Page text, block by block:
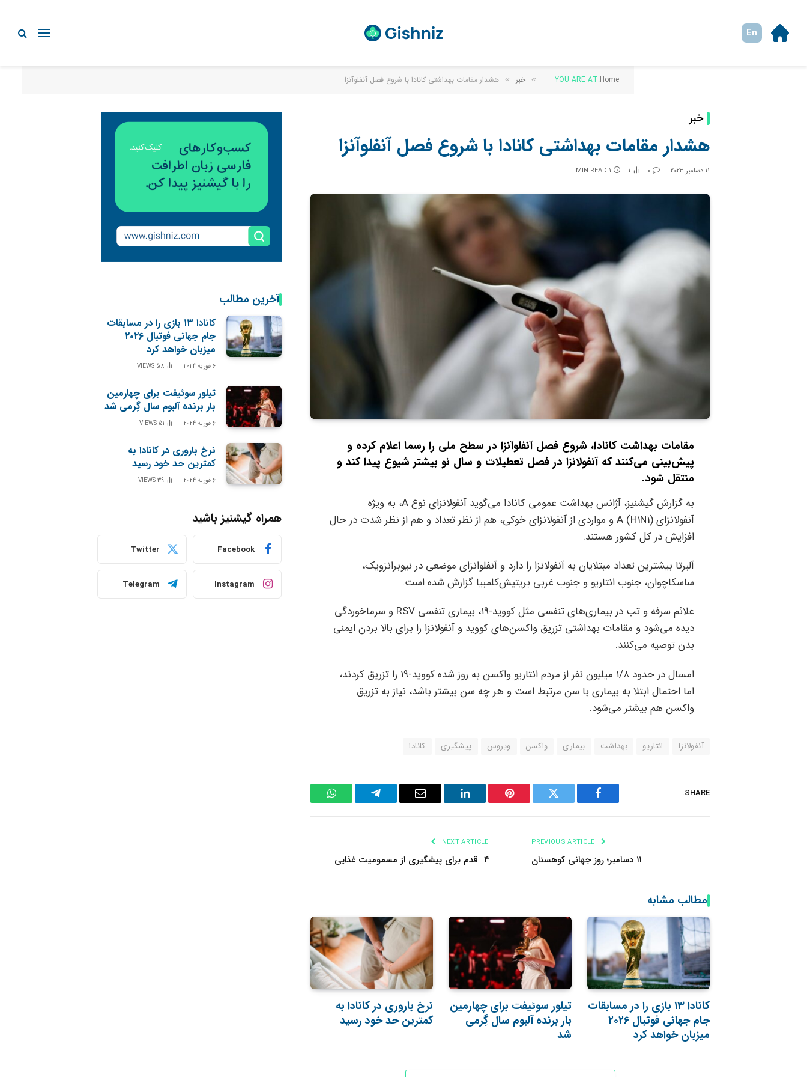
En
YOU ARE AT:Home
» خبر » هشدار مقامات بهداشتی کانادا با شروع فصل آنفلوآنزا
خبر
هشدار مقامات بهداشتی کانادا با شروع فصل آنفلوآنزا
11 دسامبر 2023 0
1
1 MIN READ
مقامات بهداشت کانادا، شروع فصل آنفلوآنزا در سطح ملی را رسما اعلام کرده و
پیش‌بینی می‌کنند که آنفولانزا در فصل تعطیلات و سال نو بیشتر شیوع پیدا کند و
منتقل شود.
به گزارش گیشنیز، آژانس بهداشت عمومی کانادا می‌گوید آنفولانزای نوع A، به ویژه
آنفولانزای A (H1N1) و مواردی از آنفولانزای خوکی، هم از نظر تعداد و هم از نظر شدت در حال
افزایش در کل کشور هستند.
آلبرتا بیشترین تعداد مبتلایان به آنفولانزا را دارد و آنفلوانزای موضعی در نیوبرانزویک،
ساسکاچوان، جنوب انتاریو و جنوب غربی بریتیش‌کلمبیا گزارش شده است.
علائم سرفه و تب در بیماری‌های تنفسی مثل کووید-۱۹، بیماری تنفسی RSV و سرماخوردگی
دیده می‌شود و مقامات بهداشتی تزریق واکسن‌های کووید و آنفولانزا را برای بالا بردن ایمنی
بدن توصیه می‌کنند.
امسال در حدود ۱/۸ میلیون نفر از مردم انتاریو واکسن به روز شده کووید-۱۹ را تزریق کردند،
اما احتمال ابتلا به بیماری با سن مرتبط است و هر چه سن بیشتر باشد، نیاز به تزریق
واکسن هم بیشتر می‌شود.
آنفولانزا انتاریو بهداشت بیماری واکسن ویروس پیشگیری کانادا
SHARE.
Facebook
Twitter
Pinterest
LinkedIn
Email
Telegram
WhatsApp
۱۱ دسامبر؛ روز جهانی کوهستان
NEXT ARTICLE
۴ قدم برای پیشگیری از مسمومیت غذایی
مطالب مشابه
کانادا ۱۳ بازی را در مسابقات
جام جهانی فوتبال ۲۰۲۶
میزبان خواهد کرد
تیلور سوئیفت برای چهارمین
بار برنده آلبوم سال گِرمی
شد
نرخ باروری در کانادا به
کمترین حد خود رسید
آخرین مطالب
کانادا ۱۳ بازی را در مسابقات
جام جهانی فوتبال ۲۰۲۶
میزبان خواهد کرد
6 فوریه 2024 58
VIEWS
تیلور سوئیفت برای چهارمین
بار برنده آلبوم سال گِرمی شد
6 فوریه 2024 51
VIEWS
نرخ باروری در کانادا به
کمترین حد خود رسید
6 فوریه 2024 39
VIEWS
همراه گیشنیز باشید
Facebook
Twitter
Instagram
Telegram